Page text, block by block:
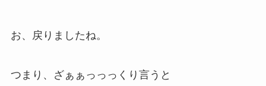
お、戻りましたね。
つまり、ざぁぁっっっくり言うと